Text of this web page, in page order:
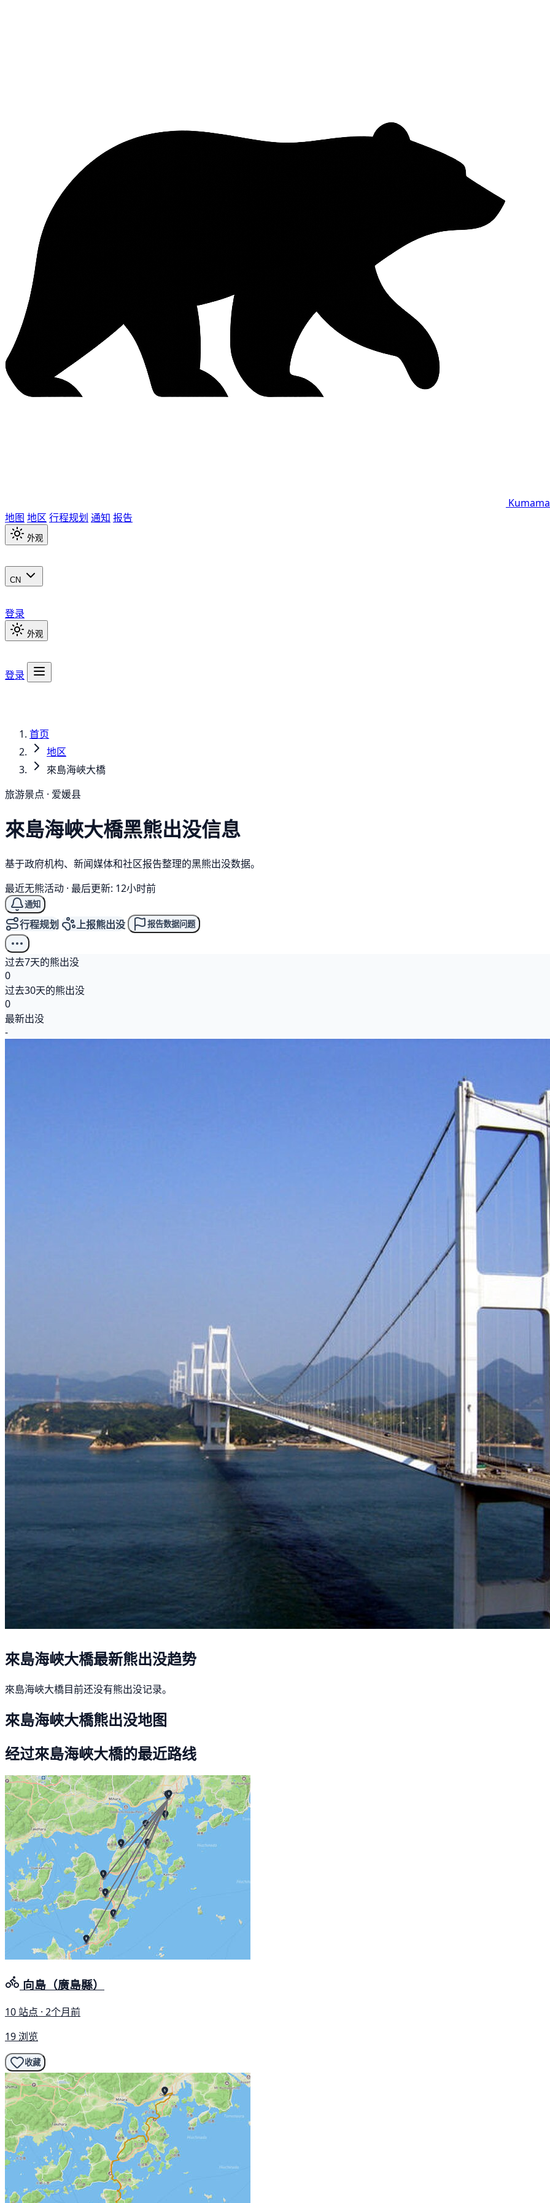
地图 地区 行程规划 通知 报告
外观
CN
登录
外观
登录
首页
地区
來島海峽大橋
旅游景点 · 爱媛县
來島海峽大橋黑熊出没信息
基于政府机构、新闻媒体和社区报告整理的黑熊出没数据。
最近无熊活动 · 最后更新: 12小时前
通知
行程规划 上报熊出没 报告数据问题
过去7天的熊出没
0
过去30天的熊出没
0
最新出没
-
來島海峽大橋最新熊出没趋势
來島海峽大橋目前还没有熊出没记录。
來島海峽大橋熊出没地图
经过來島海峽大橋的最近路线
向島（廣島縣）
10 站点 · 2个月前
19 浏览
收藏